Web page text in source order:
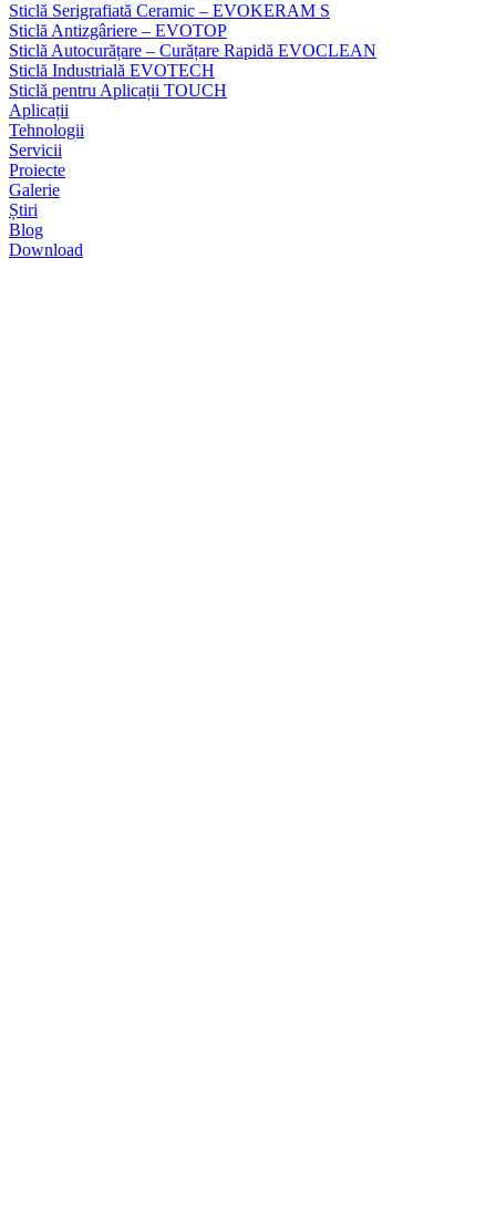
Sticlă Serigrafiată Ceramic – EVOKERAM S
Sticlă Antizgâriere – EVOTOP
Sticlă Autocurățare – Curățare Rapidă EVOCLEAN
Sticlă Industrială EVOTECH
Sticlă pentru Aplicații TOUCH
Aplicații
Tehnologii
Servicii
Proiecte
Galerie
Știri
Blog
Download